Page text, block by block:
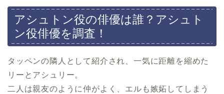
アシュトン役の俳優は誰？アシュト
ン役俳優を調査！
タッペンの隣人として紹介され、一気に距離を縮めた
リーとアシュリー。
二人は親友のように仲がよく、エルも嫉妬してしまう